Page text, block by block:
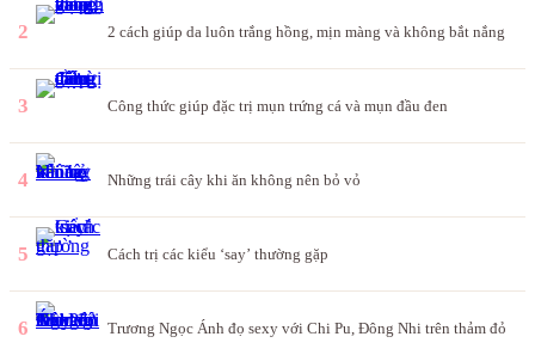
2 2 cách giúp da luôn trắng hồng, mịn màng và không bắt nắng
3 Công thức giúp đặc trị mụn trứng cá và mụn đầu đen
4 Những trái cây khi ăn không nên bỏ vỏ
5 Cách trị các kiểu ‘say’ thường gặp
6 Trương Ngọc Ánh đọ sexy với Chi Pu, Đông Nhi trên thảm đỏ